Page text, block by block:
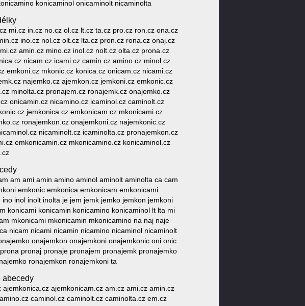
konicaminol onicaminolt nicaminolta
mi.cz in.cz no.cz ol.cz lt.cz ta.cz pro.cz ron.cz ona.cz
ino.cz nol.cz olt.cz lta.cz pron.cz rona.cz onaj.cz
amin.cz mino.cz inol.cz nolt.cz olta.cz prona.cz
nicam.cz icami.cz camin.cz amino.cz minol.cz
emkoni.cz mkonic.cz konica.cz onicam.cz nicami.cz
najemko.cz ajemkon.cz jemkoni.cz emkonic.cz
minolta.cz pronajem.cz ronajemk.cz onajemko.cz
onicamin.cz nicamino.cz icaminol.cz caminolt.cz
jemkonica.cz emkonicam.cz mkonicami.cz
ronajemkon.cz onajemkoni.cz najemkonic.cz
nicaminolt.cz icaminolta.cz pronajemkon.cz
emkonicamin.cz mkonicamino.cz konicaminol.cz
am ami amin amino aminol aminolt aminolta ca cam
emkonic emkonica emkonicam emkonicami
inol inolt inolta je jem jemk jemko jemkon jemkoni
konicami konicamin konicamino konicaminol lt lta mi
mkonicami mkonicamin mkonicamino na naj naje
nicam nicami nicamin nicamino nicaminol nicaminolt
onajemkon onajemkoni onajemkonic oni onic
pronaj pronaje pronajem pronajemk pronajemko
ronajemkon ronajemkoni ta
abecedy
ajemkonicam.cz am.cz ami.cz amin.cz
caminol.cz caminolt.cz caminolta.cz em.cz